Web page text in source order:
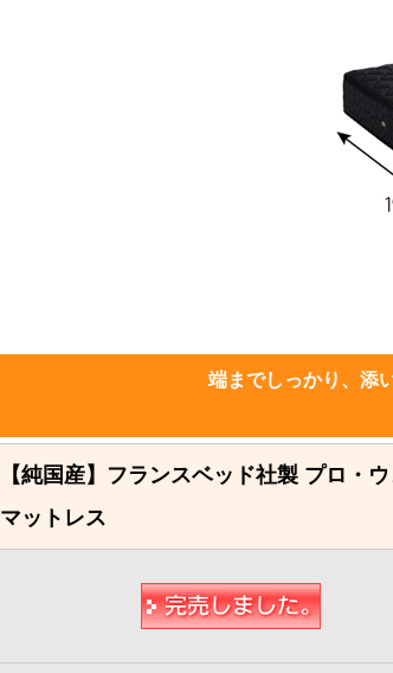
端までしっかり、添
【純国産】フランスベッド社製 プロ・
マットレス